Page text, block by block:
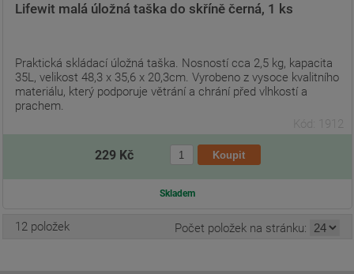
Lifewit malá úložná taška do skříně černá, 1 ks
Praktická skládací úložná taška. Nosností cca 2,5 kg, kapacita
35L, velikost 48,3 x 35,6 x 20,3cm. Vyrobeno z vysoce kvalitního
materiálu, který podporuje větrání a chrání před vlhkostí a
prachem.
Kód: 1912
229 Kč
Skladem
12 položek Počet položek na stránku: